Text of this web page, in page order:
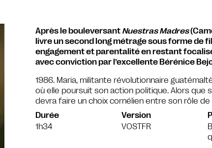
Après le bouleversant Nuestras Madres
livre un second long métrage sous forme de
engagement et parentalité en restant
avec conviction par l’excellente Bérénice
1986. Maria, militante révolutionnaire
où elle poursuit son action politique. Alors que
devra faire un choix cornélien entre son rôle de
Durée
1h34
Version
VOSTFR